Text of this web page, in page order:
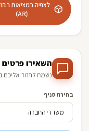
לצפיה במציאות
(AR)
השאירו
נשמח לחזור
בחירת סניף